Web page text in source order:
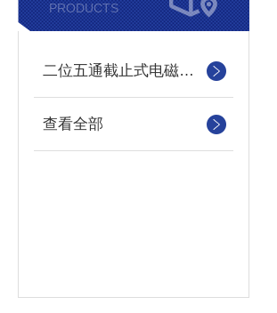
PRODUCTS
二位五通截止式电磁换向阀
查看全部